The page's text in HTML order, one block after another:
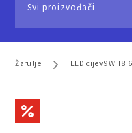
Svi proizvođači
Žarulje LED cijev 9W T8